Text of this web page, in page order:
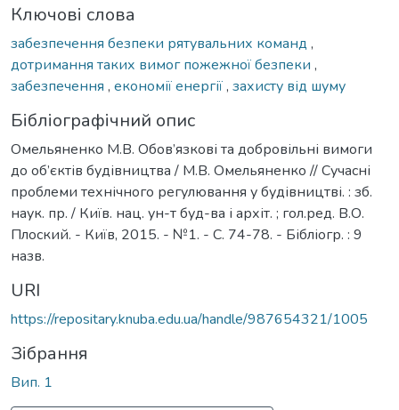
Ключові слова
забезпечення безпеки рятувальних команд ,
дотримання таких вимог пожежної безпеки ,
забезпечення , економії енергії, захисту від шуму
Бібліографічний опис
Омельяненко М.В. Обов’язкові та добровільні вимоги
до об’єктів будівництва / М.В. Омельяненко // Сучасні
проблеми технічного регулювання у будівництві. : зб.
наук. пр. / Київ. нац. ун-т буд-ва і архіт. ; гол.ред. В.О.
Плоский. - Київ, 2015. - №1. - С. 74-78. - Бібліогр. : 9
назв.
URI
https://repositary.knuba.edu.ua/handle/987654321/1005
Зібрання
Вип. 1